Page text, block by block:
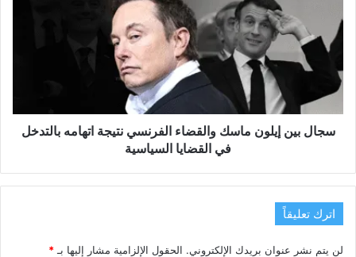
ماسك
والقضاء
الفرنسي
نتيجة
اتهامه
بالتدخل
فيسجال بين إيلون ماسك والقضاء الفرنسي نتيجة اتهامه بالتدخل
في القضايا السياسية
اترك تعليقاً
لن يتم نشر عنوان بريدك الإلكتروني. الحقول الإلزامية مشار إليها بـ *